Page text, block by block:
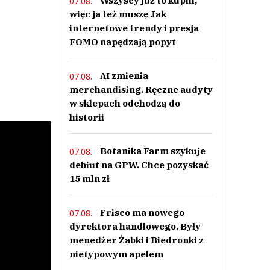
więc ja też muszę Jak
internetowe trendy i presja
FOMO napędzają popyt
07.08.
AI zmienia
merchandising. Ręczne audyty
w sklepach odchodzą do
historii
07.08.
Botanika Farm szykuje
debiut na GPW. Chce pozyskać
15 mln zł
07.08.
Frisco ma nowego
dyrektora handlowego. Były
menedżer Żabki i Biedronki z
nietypowym apelem